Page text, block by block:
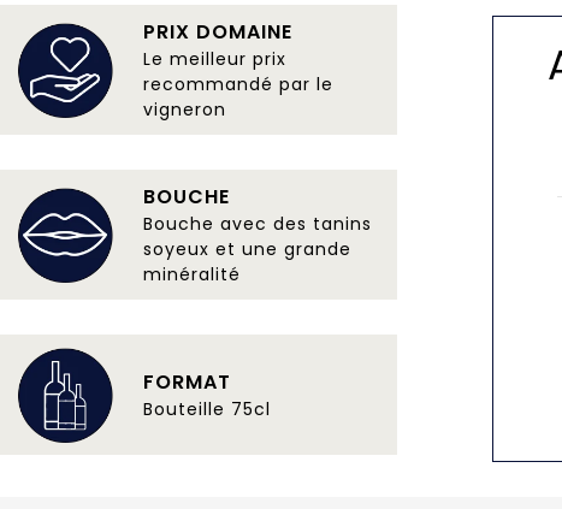
PRIX DOMAINE
Le meilleur prix
recommandé par le
vigneron
BOUCHE
Bouche avec des tanins
soyeux et une grande
minéralité
FORMAT
Bouteille 75cl